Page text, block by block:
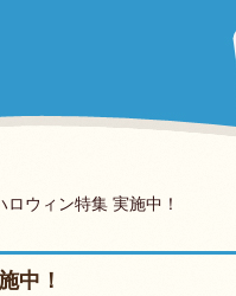
ロウィン特集 実施中！
中！